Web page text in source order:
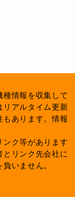
種情報を収集して
リアルタイム更新
あります。情報
ンク等があります
リンク先会社に
いません。